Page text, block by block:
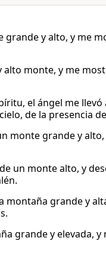
y alto, y me
monte, y me
el ángel me
de la presencia
monte grande y
un monte alto, y
montaña grande y
grande y elevada,